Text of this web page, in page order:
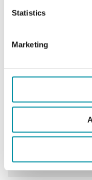
Statistics
Marketing
Caratteristiche di
(senza condensa)